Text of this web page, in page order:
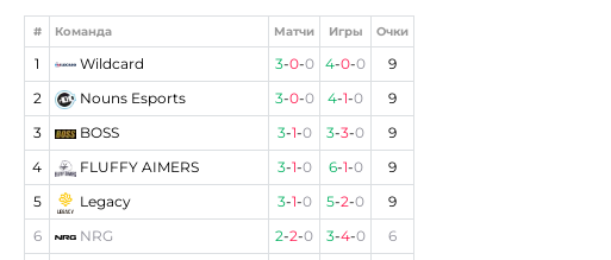
# Команда Матчи Игры Очки
1 Wildcard 3-0-0 4-0-0
9
2
Nouns Esports 3-0-0 4-1-0
9
3
BOSS 3-1-0 3-3-0
9
4
FLUFFY AIMERS 3-1-0 6-1-0
9
5
Legacy 3-1-0 5-2-0
9
6
NRG 2-2-0 3-4-0
6